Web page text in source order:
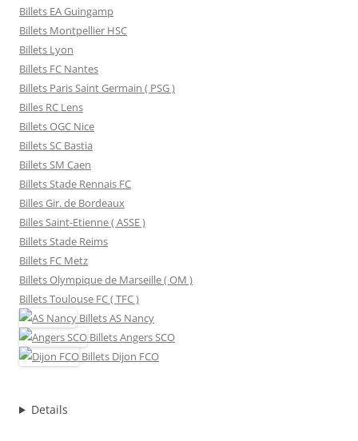
Billets EA Guingamp
Billets Montpellier HSC
Billets Lyon
Billets FC Nantes
Billets Paris Saint Germain ( PSG )
Billes RC Lens
Billets OGC Nice
Billets SC Bastia
Billets SM Caen
Billets Stade Rennais FC
Billes Gir. de Bordeaux
Billes Saint-Etienne ( ASSE )
Billets Stade Reims
Billets FC Metz
Billets Olympique de Marseille ( OM )
Billets Toulouse FC ( TFC )
BilletsAS Nancy
BilletsAngers SCO
Billets Dijon FCO
Details